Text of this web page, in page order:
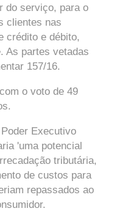
do serviço, para o
clientes nas
crédito e débito,
As partes vetadas
157/16.
o voto de 49
Executivo
'uma potencial
tributária,
de custos para
repassados ao